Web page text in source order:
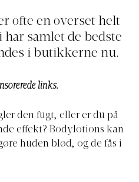
ofte en overset helt
samlet de bedste
i butikkerne nu.
links.
den fugt, eller er du på
effekt? Bodylotions kan
huden blød, og de fås i